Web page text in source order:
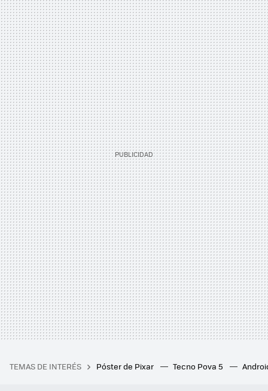
TEMAS DE INTERÉS Póster de Pixar Tecno Pova 5